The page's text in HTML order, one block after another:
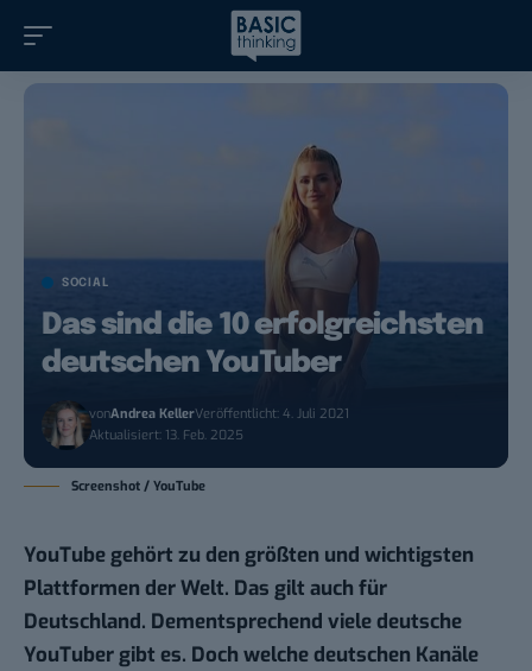
SOCIAL
Das sind die 10 erfolgreichsten
deutschen YouTuber
vonAndrea KellerVeröffentlicht: 4. Juli 2021
Aktualisiert: 13. Feb. 2025
Screenshot / YouTube
YouTube gehört zu den größten und wichtigsten
Plattformen der Welt. Das gilt auch für
Deutschland. Dementsprechend viele deutsche
YouTuber gibt es. Doch welche deutschen Kanäle